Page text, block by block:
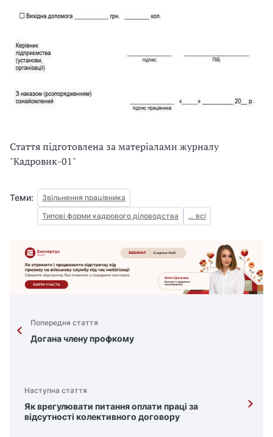
Стаття підготовлена за матеріалами журналу
"Кадровик-01"
Теми:
Звільнення працівника
Типові форми кадрового діловодства
... всі
Попередня стаття
Догана члену профкому
Наступна стаття
Як врегулювати питання оплати праці за
відсутності колективного договору